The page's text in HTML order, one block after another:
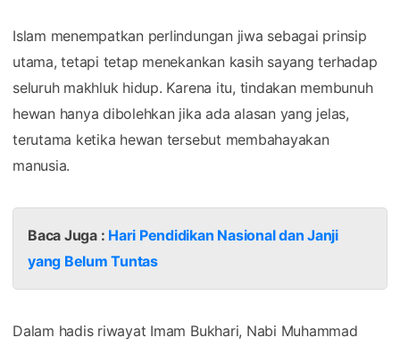
Islam menempatkan perlindungan jiwa sebagai prinsip
utama, tetapi tetap menekankan kasih sayang terhadap
seluruh makhluk hidup. Karena itu, tindakan membunuh
hewan hanya dibolehkan jika ada alasan yang jelas,
terutama ketika hewan tersebut membahayakan
manusia.
Baca Juga : Hari Pendidikan Nasional dan Janji
yang Belum Tuntas
Dalam hadis riwayat Imam Bukhari, Nabi Muhammad